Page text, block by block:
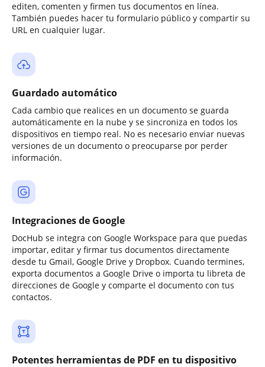
editen, comenten y firmen tus documentos en línea.
También puedes hacer tu formulario público y compartir su
URL en cualquier lugar.
Guardado automático
Cada cambio que realices en un documento se guarda
automáticamente en la nube y se sincroniza en todos los
dispositivos en tiempo real. No es necesario enviar nuevas
versiones de un documento o preocuparse por perder
información.
Integraciones de Google
DocHub se integra con Google Workspace para que puedas
importar, editar y firmar tus documentos directamente
desde tu Gmail, Google Drive y Dropbox. Cuando termines,
exporta documentos a Google Drive o importa tu libreta de
direcciones de Google y comparte el documento con tus
contactos.
Potentes herramientas de PDF en tu dispositivo